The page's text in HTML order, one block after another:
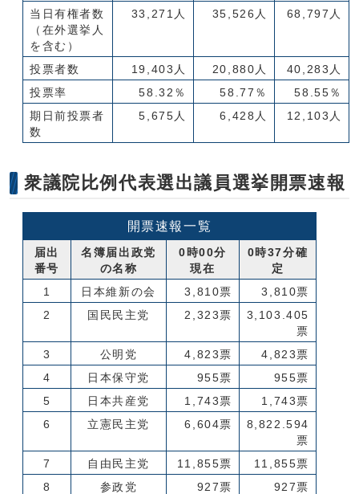
当日有権者数
（在外選挙人
を含む）
33,271人 35,526人 68,797人
投票者数 19,403人 20,880人
40,283人
投票率
58.32％ 58.77％
58.55％
期日前投票者
数
5,675人 6,428人 12,103人
衆議院比例代表選出議員選挙開票速報
開票速報一覧
届出
番号
名簿届出政党
の名称
0時00分
現在
0時37分確
定
1
日本維新の会 3,810票
3,810票
2
国民民主党 2,323票
3,103.405
票
3
公明党 4,823票
4,823票
4
日本保守党 955票
955票
5
日本共産党 1,743票
1,743票
6
立憲民主党 6,604票
8,822.594
票
7
自由民主党 11,855票
11,855票
8
参政党 927票
927票